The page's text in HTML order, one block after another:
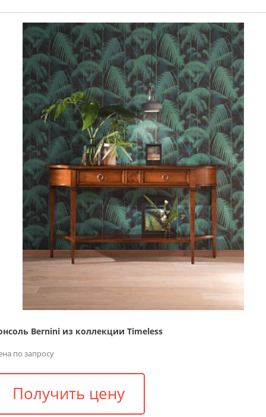
Bernini из коллекции Timeless
по запросу
Получить цену